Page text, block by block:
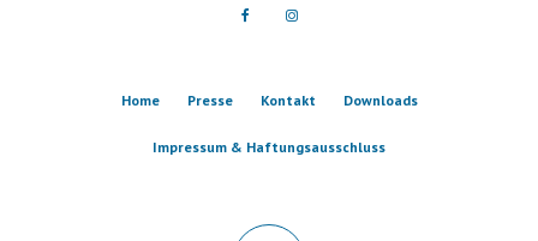
Home Presse Kontakt Downloads
Impressum & Haftungsausschluss